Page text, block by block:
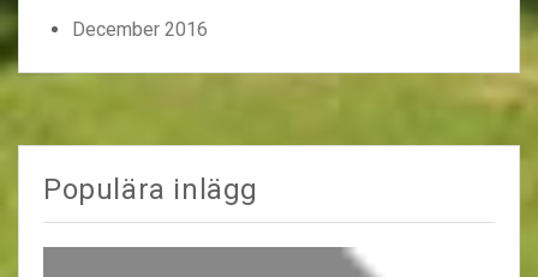
December 2016
Populära inlägg